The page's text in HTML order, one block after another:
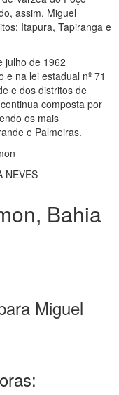
assim, Miguel
Itapura, Tapiranga e
julho de 1962
na lei estadual nº 71
e dos distritos de
composta por
os mais
e Palmeiras.
NEVES
Bahia
Miguel